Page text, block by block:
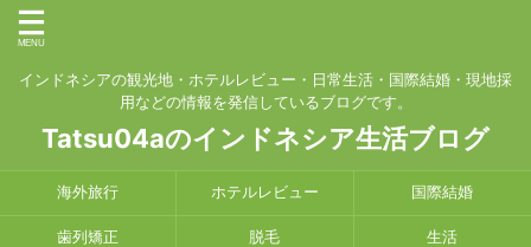
インドネシアの観光地・ホテルレビュー・日常生活・国際結婚・現地採
用などの情報を発信しているブログです。
Tatsu04aのインドネシア生活ブログ
海外旅行 ホテルレビュー 国際結婚
歯列矯正 脱毛 生活